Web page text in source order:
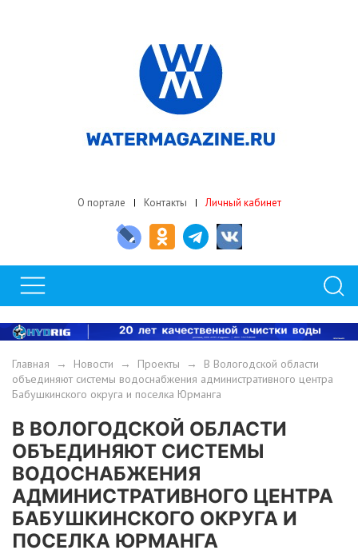
О портале Контакты Личный кабинет
Главная → Новости → Проекты → В Вологодской области
объединяют системы водоснабжения административного центра
Бабушкинского округа и поселка Юрманга
В ВОЛОГОДСКОЙ ОБЛАСТИ
ОБЪЕДИНЯЮТ СИСТЕМЫ
ВОДОСНАБЖЕНИЯ
АДМИНИСТРАТИВНОГО ЦЕНТРА
БАБУШКИНСКОГО ОКРУГА И
ПОСЕЛКА ЮРМАНГА